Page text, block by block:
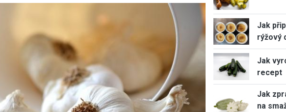
Jak
rýžový
Jak
recept
Jak
na